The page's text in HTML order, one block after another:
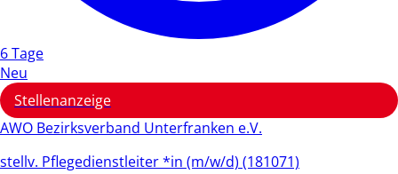
6 Tage
Neu
Stellenanzeige
AWO Bezirksverband Unterfranken e.V.
stellv. Pflegedienstleiter *in (m/w/d) (181071)